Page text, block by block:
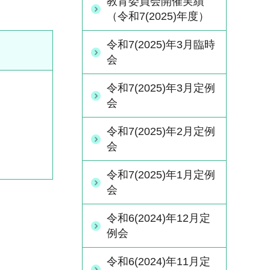
（令和7(2025)年度）
令和7(2025)年3月臨時
会
令和7(2025)年3月定例
会
令和7(2025)年2月定例
会
令和7(2025)年1月定例
会
令和6(2024)年12月定
例会
令和6(2024)年11月定